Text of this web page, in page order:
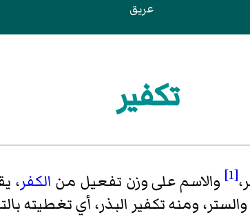
عريق
تكفير
[1] والاسم على وزن تفعيل من الكفر،
ومنه تكفير البذر، أي تغطيته